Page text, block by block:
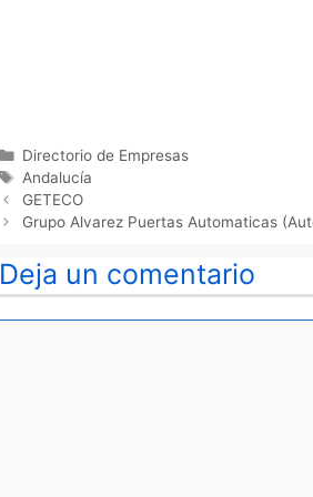
Categorías
Directorio de Empresas
Etiquetas
Andalucía
GETECO
Grupo Alvarez Puertas Automaticas
Deja un comentario